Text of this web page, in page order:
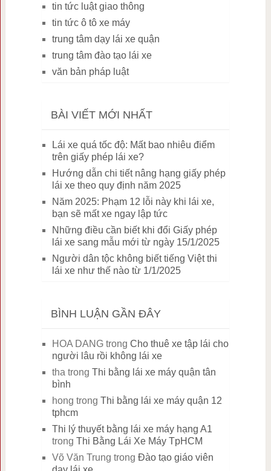
tin tức luật giao thông
tin tức ô tô xe máy
trung tâm dạy lái xe quận
trung tâm đào tạo lái xe
văn bản pháp luật
BÀI VIẾT MỚI NHẤT
Lái xe quá tốc độ: Mất bao nhiêu điểm
trên giấy phép lái xe?
Hướng dẫn chi tiết nâng hạng giấy phép
lái xe theo quy định năm 2025
Năm 2025: Phạm 12 lỗi này khi lái xe,
bạn sẽ mất xe ngay lập tức
Những điều cần biết khi đổi Giấy phép
lái xe sang mẫu mới từ ngày 15/1/2025
Người dân tộc không biết tiếng Việt thi
lái xe như thế nào từ 1/1/2025
BÌNH LUẬN GẦN ĐÂY
HOA DANGtrong Cho thuê xe tập lái cho
người lâu rồi không lái xe
tha trong Thi bằng lái xe máy quận tân
bình
hong trong Thi bằng lái xe máy quận 12
tphcm
Thi lý thuyết bằng lái xe máy hạng A1
trong Thi Bằng Lái Xe Máy TpHCM
Võ Văn Trung trong Đào tạo giáo viên